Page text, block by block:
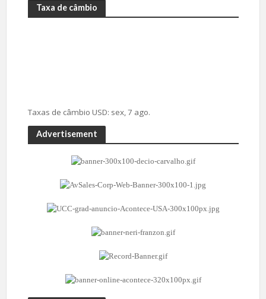
Taxa de câmbio
Taxas de câmbio USD: sex, 7 ago.
Advertisement